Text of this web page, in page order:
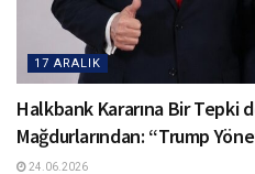
17 ARALIK
Halkbank Kararına Bir Tepki
Mağdurlarından: “Trump
24.06.2026